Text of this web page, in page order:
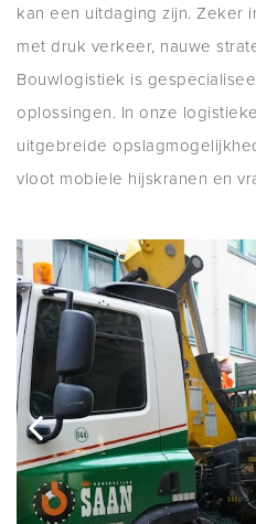
kan een uitdaging zijn. Zeker
met druk verkeer, nauwe
Bouwlogistiek is
oplossingen. In onze
uitgebreide
vloot mobiele hijskranen en